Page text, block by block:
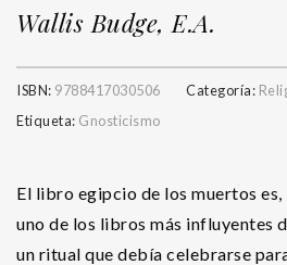
Wallis Budge, E.A.
ISBN: 9788417030506 Categoría:
Etiqueta: Gnosticismo
El libro egipcio de los muertos
uno de los libros más influyentes
un ritual que debía celebrarse